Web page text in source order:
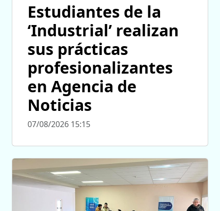
Estudiantes de la
‘Industrial’ realizan
sus prácticas
profesionalizantes
en Agencia de
Noticias
07/08/2026 15:15